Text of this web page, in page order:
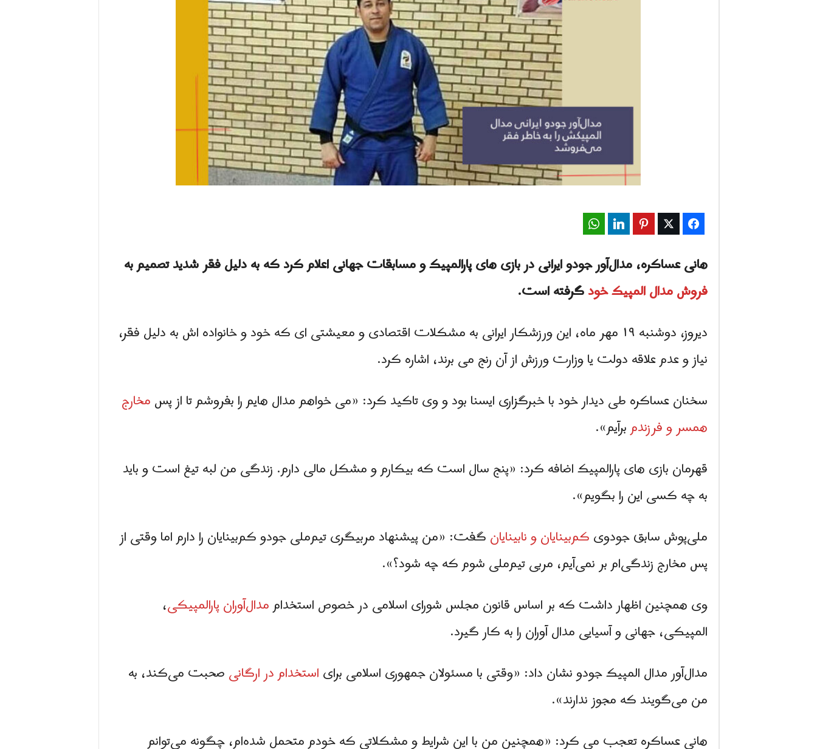
و
2
Facebook
Twitter
Pinterest
LinkedIn
هانی عساکره، مدال‌آور جودو ایرانی در بازی های پارالمپیک و مسابقات جهانی اعلام کرد که به دلیل فقر شدید تصمیم به
فروش مدال المپیک خودگرفته است.
دیروز، دوشنبه ۱۹ مهر ماه، این ورزشکار ایرانی به مشکلات اقتصادی و معیشتی ای که خود و خانواده اش به دلیل فقر،
نیاز و عدم علاقه دولت یا وزارت ورزش از آن رنج می برند، اشاره کرد.
سخنان عساكره طی دیدار خود با خبرگزاری ایسنا بود و وی تاکید کرد: «می‌ خواهم مدال‌ هایم را بفروشم تا از پسمخارج
همسر و فرزندمبرآیم».
قهرمان بازی های پارالمپیک اضافه کرد: «پنج سال است که بیکارم و مشکل مالی دارم. زندگی من لبه تیغ است و باید
به چه کسی این را بگویم».
ملی‌پوش سابق جودویکم‌بینایان و نابینایانگفت: «من پیشنهاد مربیگری تیم‌ملی جودو کم‌بینایان را دارم اما وقتی از
پس مخارج زندگی‌ام بر نمی‌آیم، مربی تیم‌ملی شوم که چه شود؟».
وی همچنین اظهار داشت که بر اساس قانون مجلس شورای اسلامی در خصوص استخداممدال‌آوران پارالمپیکی،
المپیکی، جهانی و آسیایی مدال آوران را به کار گیرد.
مدال‌آور مدال المپیک جودو نشان داد: «وقتی با مسئولان جمهوری اسلامی برایاستخدام در ارگانیصحبت می‌کند، به
من می‌گویند که مجوز ندارند».
هانی عساکره تعجب می کرد: «همچنین من با این شرایط و مشکلاتی که خودم متحمل شده‌ام، چگونه می‌توانم